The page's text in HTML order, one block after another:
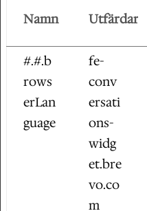
Namn Utfärdare
#.#.b
rows
erLan
guage
fe-
conv
ersati
ons-
widg
et.bre
vo.co
m